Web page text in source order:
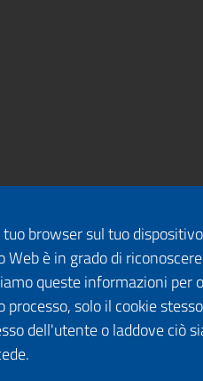
browser sul tuo
è in grado di
queste informazioni per
solo il cookie
dell'utente o laddove ciò